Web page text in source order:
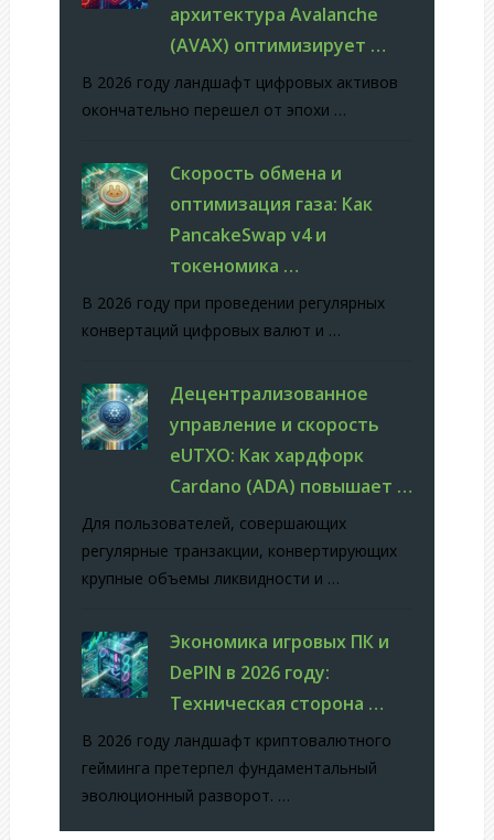
архитектура Avalanche
(AVAX) оптимизирует …
В 2026 году ландшафт цифровых активов
окончательно перешел от эпохи …
Скорость обмена и
оптимизация газа: Как
PancakeSwap v4 и
токеномика …
В 2026 году при проведении регулярных
конвертаций цифровых валют и …
Децентрализованное
управление и скорость
eUTXO: Как хардфорк
Cardano (ADA) повышает …
Для пользователей, совершающих
регулярные транзакции, конвертирующих
крупные объемы ликвидности и …
Экономика игровых ПК и
DePIN в 2026 году:
Техническая сторона …
В 2026 году ландшафт криптовалютного
гейминга претерпел фундаментальный
эволюционный разворот. …